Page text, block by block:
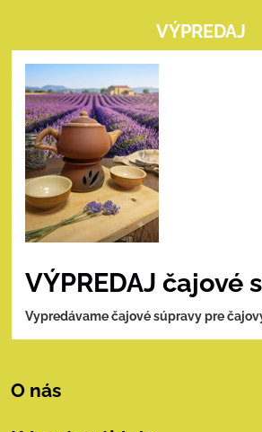
VÝPREDAJ
VÝPREDAJ čajové
Vypredávame čajové súpravy pre
O nás